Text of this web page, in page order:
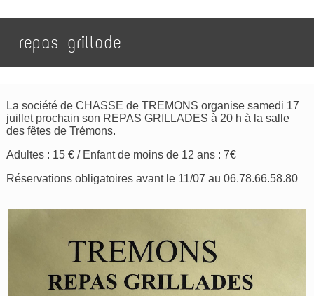
repas grillade
La société de CHASSE de TREMONS organise samedi 17
juillet prochain son REPAS GRILLADES à 20 h à la salle
des fêtes de Trémons.
Adultes : 15 € / Enfant de moins de 12 ans : 7€
Réservations obligatoires avant le 11/07 au 06.78.66.58.80